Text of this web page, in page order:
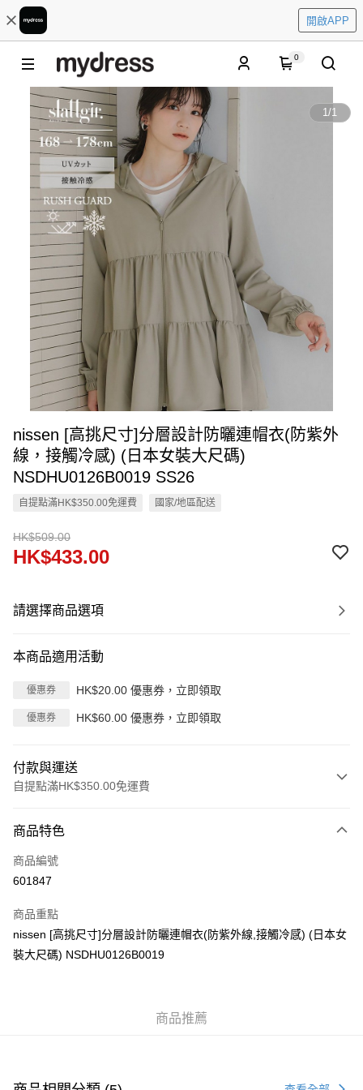
開啟APP
0
1/1
nissen [高挑尺寸]分層設計防曬連帽衣(防紫外
線，接觸冷感) (日本女裝大尺碼)
NSDHU0126B0019 SS26
自提點滿HK$350.00免運費 國家/地區配送
HK$509.00
HK$433.00
請選擇商品選項
本商品適用活動
優惠券 HK$20.00 優惠券，立即領取
優惠券 HK$60.00 優惠券，立即領取
付款與運送
自提點滿HK$350.00免運費
信用卡
Apple Pay
PayMe
WeChat Pay
商品特色
商品編號
601847
商品重點
nissen [高挑尺寸]分層設計防曬連帽衣(防紫外線,接觸冷感) (日本女
裝大尺碼) NSDHU0126B0019
商品推薦